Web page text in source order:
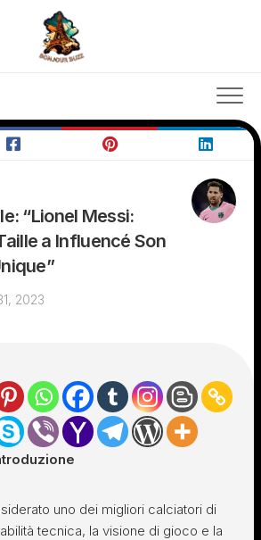
“Lionel Messi:
a Influencé Son
2023
uno dei migliori calciatori di
tecnica, la visione di gioco e la